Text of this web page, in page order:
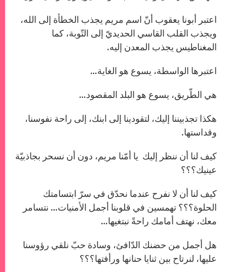
اعتبر أبونا يعقوب أنّ اسم مريم يجذب الخطأة إلى الله،
ويجذب القلب القاسي الحديديّ إلى التّوبة، كما
المغناطيس يجذب المعدن إليه.
اعتبرها الواسطة، يسوع هو الغاية…
هي الطّريق، يسوع هو البلد المقصود…
هكذا تجذبيننا إليك، لتقودينا إلى ابنك، إلى راحة نفوسنا،
وقداستها.
كيف لنا أن ننظر إليك يا أمّنا مريم، دون أن نسحر بجاذبيّة
عينيك؟؟؟
كيف لنا أن لا نفرح عندما نحدّق في سرّ ابتسامتك
الحلوة؟؟؟ تهمسين في قلوبنا أجمل الأمنيات… نتسامر
معك، نهتف أمامك راحةً نبتغيها…
هل أجمل من حضنك الدّافئ، وسادة حبّ نلقي رؤوسنا
عليها، لنرتاح بين ثنايا حنانها ورأفتها؟؟؟